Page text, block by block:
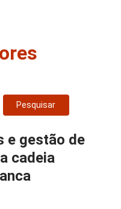
e gestão de
cadeia